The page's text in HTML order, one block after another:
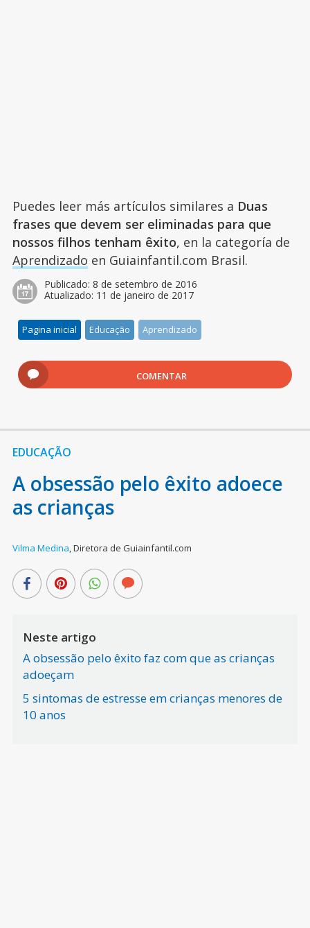
Puedes leer más artículos similares a Duas
frases que devem ser eliminadas para que
nossos filhos tenham êxito, en la categoría de
Aprendizado en Guiainfantil.com Brasil.
Publicado: 8 de setembro de 2016
Atualizado: 11 de janeiro de 2017
Pagina inicial Educação Aprendizado
COMENTAR
EDUCAÇÃO
A obsessão pelo êxito adoece
as crianças
Vilma Medina,Diretora de Guiainfantil.com
Neste artigo
A obsessão pelo êxito faz com que as crianças
adoeçam
5 sintomas de estresse em crianças menores de
10 anos